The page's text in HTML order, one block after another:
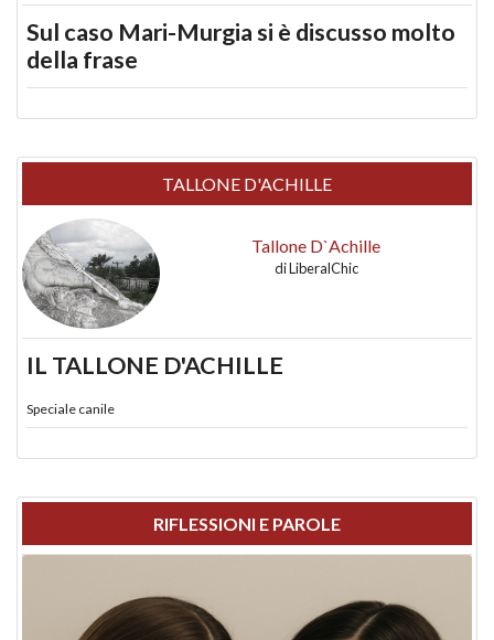
Sul caso Mari-Murgia si è discusso molto
della frase
TALLONE D'ACHILLE
Tallone D`Achille
diLiberalChic
IL TALLONE D'ACHILLE
Speciale canile
RIFLESSIONI E PAROLE